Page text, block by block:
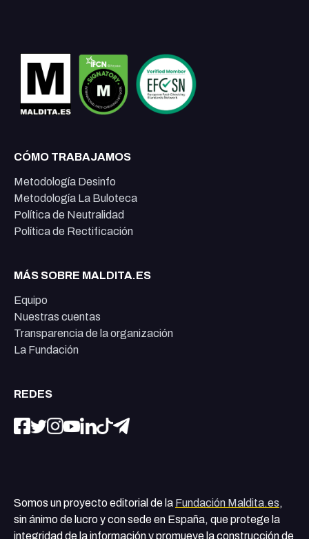
CÓMO TRABAJAMOS
Metodología Desinfo
Metodología La Buloteca
Política de Neutralidad
Política de Rectificación
MÁS SOBRE MALDITA.ES
Equipo
Nuestras cuentas
Transparencia de la organización
La Fundación
REDES
Somos un proyecto editorial de la Fundación Maldita.es,
sin ánimo de lucro y con sede en España, que protege la
integridad de la información y promueve la construcción de